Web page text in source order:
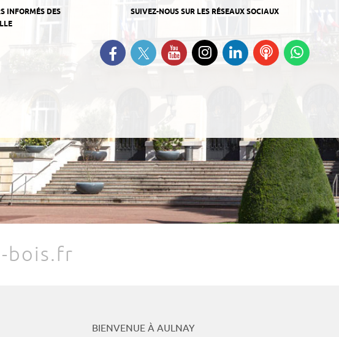
INFORMÉS DES
SUIVEZ-NOUS SUR LES RÉSEAUX SOCIAUX
Retrouvez-nous sur Facebook
Suivez-nous sur Twitter
Suivez-nous sur YouTube
Suivez-nous sur
Instagram
Retrouvez-nous
sur Linkedin
Ecoutez
nos
bois.fr
BIENVENUE À AULNAY